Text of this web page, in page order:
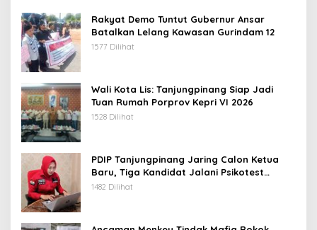
Rakyat Demo Tuntut Gubernur Ansar
Batalkan Lelang Kawasan Gurindam 12
1577 Dilihat
Wali Kota Lis: Tanjungpinang Siap Jadi
Tuan Rumah Porprov Kepri VI 2026
1528 Dilihat
PDIP Tanjungpinang Jaring Calon Ketua
Baru, Tiga Kandidat Jalani Psikotest
Daring
1482 Dilihat